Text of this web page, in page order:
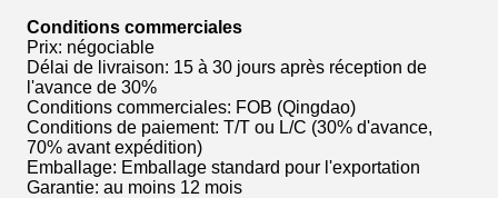
Conditions commerciales
Prix: négociable
Délai de livraison: 15 à 30 jours après réception de
l'avance de 30%
Conditions commerciales: FOB (Qingdao)
Conditions de paiement: T/T ou L/C (30% d'avance,
70% avant expédition)
Emballage: Emballage standard pour l'exportation
Garantie: au moins 12 mois